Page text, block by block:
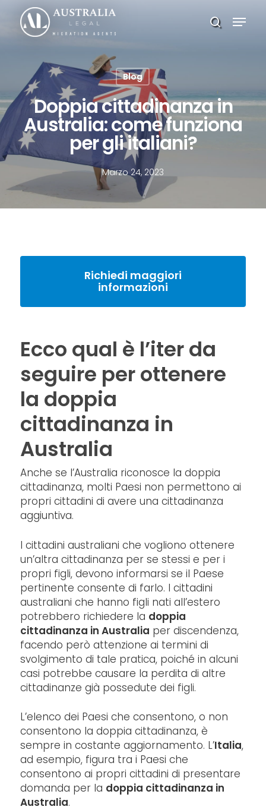
main
search
Menu
Blog
Doppia cittadinanza in
Australia: come funziona
per gli italiani?
Marzo 24, 2023
Richiedi maggiori
informazioni
Ecco qual è l’iter da
seguire per ottenere
la doppia
cittadinanza in
Australia
Anche se l’Australia riconosce la doppia
cittadinanza, molti Paesi non permettono ai
propri cittadini di avere una cittadinanza
aggiuntiva.
I cittadini australiani che vogliono ottenere
un’altra cittadinanza per se stessi e per i
propri figli, devono informarsi se il Paese
pertinente consente di farlo. I cittadini
australiani che hanno figli nati all’estero
potrebbero richiedere la doppia
cittadinanza in Australia per discendenza,
facendo però attenzione ai termini di
svolgimento di tale pratica, poiché in alcuni
casi potrebbe causare la perdita di altre
cittadinanze già possedute dei figli.
L’elenco dei Paesi che consentono, o non
consentono la doppia cittadinanza, è
sempre in costante aggiornamento. L’Italia,
ad esempio, figura tra i Paesi che
consentono ai propri cittadini di presentare
domanda per la doppia cittadinanza in
Australia.